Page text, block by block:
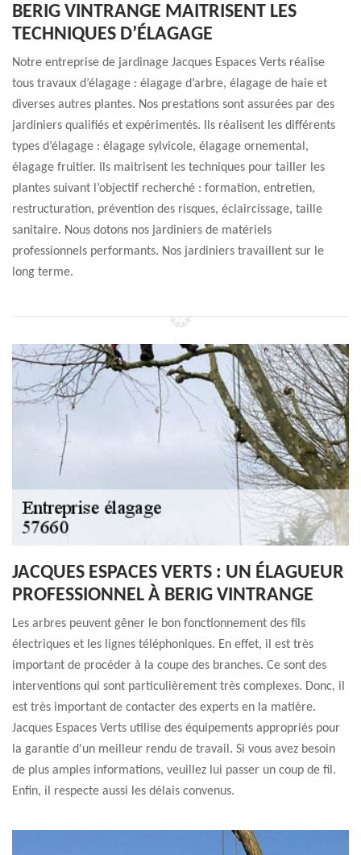
BERIG VINTRANGE MAITRISENT LES
TECHNIQUES D’ÉLAGAGE
Notre entreprise de jardinage Jacques Espaces Verts réalise
tous travaux d’élagage : élagage d’arbre, élagage de haie et
diverses autres plantes. Nos prestations sont assurées par des
jardiniers qualifiés et expérimentés. Ils réalisent les différents
types d’élagage : élagage sylvicole, élagage ornemental,
élagage fruitier. Ils maitrisent les techniques pour tailler les
plantes suivant l’objectif recherché : formation, entretien,
restructuration, prévention des risques, éclaircissage, taille
sanitaire. Nous dotons nos jardiniers de matériels
professionnels performants. Nos jardiniers travaillent sur le
long terme.
JACQUES ESPACES VERTS : UN ÉLAGUEUR
PROFESSIONNEL À BERIG VINTRANGE
Les arbres peuvent gêner le bon fonctionnement des fils
électriques et les lignes téléphoniques. En effet, il est très
important de procéder à la coupe des branches. Ce sont des
interventions qui sont particulièrement très complexes. Donc, il
est très important de contacter des experts en la matière.
Jacques Espaces Verts utilise des équipements appropriés pour
la garantie d'un meilleur rendu de travail. Si vous avez besoin
de plus amples informations, veuillez lui passer un coup de fil.
Enfin, il respecte aussi les délais convenus.